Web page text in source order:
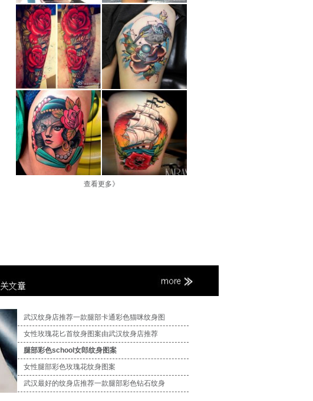
查看更多》
武汉纹身店推荐一款腿部卡通彩色猫咪纹身图
女性玫瑰花匕首纹身图案由武汉纹身店推荐
腿部彩色school女郎纹身图案
女性腿部彩色玫瑰花纹身图案
武汉最好的纹身店推荐一款腿部彩色钻石纹身